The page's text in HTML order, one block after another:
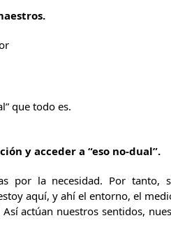
que todo es.
y acceder a “eso no-dual”.
por la necesidad. Por tanto,
aquí, y ahí el entorno, el
actúan nuestros sentidos,